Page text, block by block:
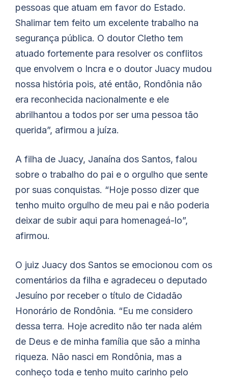
pessoas que atuam em favor do Estado.
Shalimar tem feito um excelente trabalho na
segurança pública. O doutor Cletho tem
atuado fortemente para resolver os conflitos
que envolvem o Incra e o doutor Juacy mudou
nossa história pois, até então, Rondônia não
era reconhecida nacionalmente e ele
abrilhantou a todos por ser uma pessoa tão
querida”, afirmou a juíza.
A filha de Juacy, Janaína dos Santos, falou
sobre o trabalho do pai e o orgulho que sente
por suas conquistas. “Hoje posso dizer que
tenho muito orgulho de meu pai e não poderia
deixar de subir aqui para homenageá-lo”,
afirmou.
O juiz Juacy dos Santos se emocionou com os
comentários da filha e agradeceu o deputado
Jesuíno por receber o título de Cidadão
Honorário de Rondônia. “Eu me considero
dessa terra. Hoje acredito não ter nada além
de Deus e de minha família que são a minha
riqueza. Não nasci em Rondônia, mas a
conheço toda e tenho muito carinho pelo